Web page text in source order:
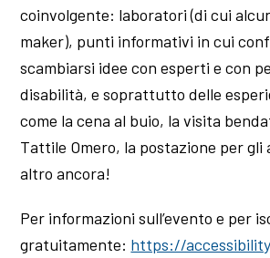
coinvolgente: laboratori (di cui
maker), punti informativi in cui
scambiarsi idee con esperti e con
disabilità, e soprattutto delle
come la cena al buio, la visita
Tattile Omero, la postazione per gli
altro ancora!
Per informazioni sull’evento e per
gratuitamente: https://